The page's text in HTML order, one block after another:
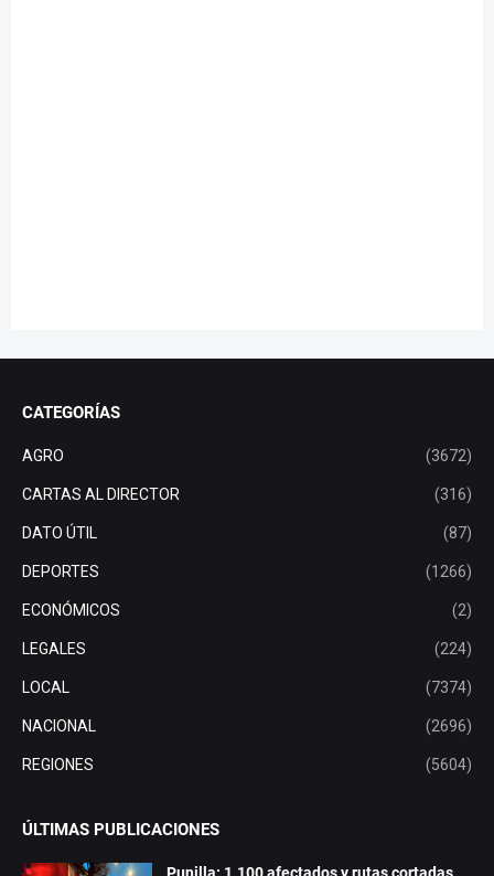
CATEGORÍAS
AGRO (3672)
CARTAS AL DIRECTOR (316)
DATO ÚTIL (87)
DEPORTES (1266)
ECONÓMICOS (2)
LEGALES (224)
LOCAL (7374)
NACIONAL (2696)
REGIONES (5604)
ÚLTIMAS PUBLICACIONES